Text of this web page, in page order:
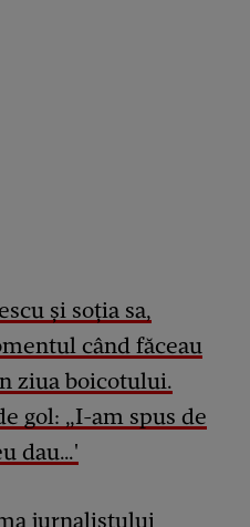
și soția sa,
când făceau
ziua boicotului.
gol: „I-am spus de
dau…'
jurnalistului